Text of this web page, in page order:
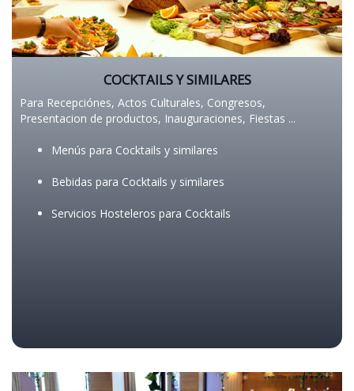
COCKTAILS Y SIMILARES
Para Recepciónes, Actos Culturales, Congresos,
Presentacion de productos, Inauguraciones, Fiestas ...
Menús para Cocktails y similares
Bebidas para Cocktails y similares
Servicios Hosteleros para Cocktails